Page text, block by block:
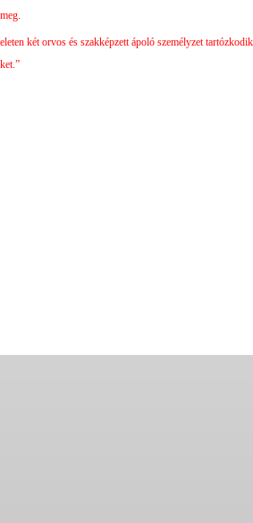
két orvos és szakképzett ápoló személyzet